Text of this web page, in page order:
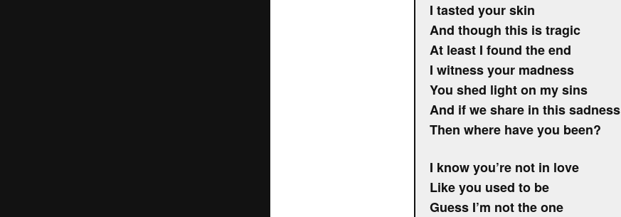
I tasted your skin
And though this is tragic
At least I found the end
I witness your madness
You shed light on my sins
And if we share in this sadness
Then where have you been?
I know you’re not in love
Like you used to be
Guess I’m not the one